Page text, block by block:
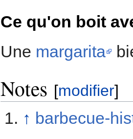
Ce qu'on boit
Une margarita
Notes [modifier]
↑ barbecue-